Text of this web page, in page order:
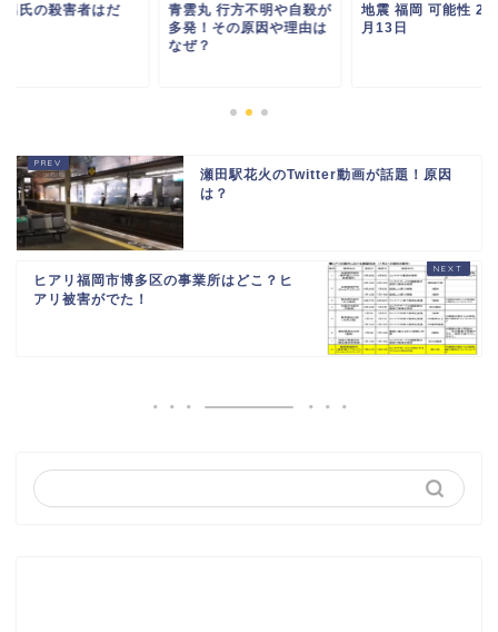
男氏の殺害者はだ
青雲丸 行方不明や自殺が
多発！その原因や理由は
なぜ？
地震 福岡 可能性
月13日
瀬田駅花火のTwitter動画が話題！原因
は？
ヒアリ福岡市博多区の事業所はどこ？ヒ
アリ被害がでた！